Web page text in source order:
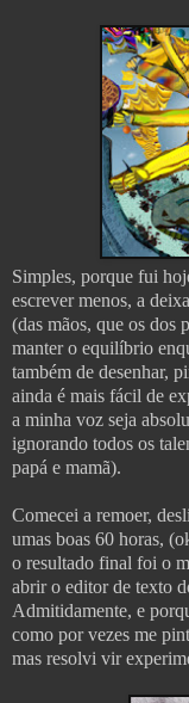
Simples, porque fui
escrever menos, a
(das mãos, que os dos
manter o equilíbrio
também de desenhar,
ainda é mais fácil de
a minha voz seja
ignorando todos os
papá e mamã).
Comecei a remoer,
umas boas 60 horas,
o resultado final foi o
abrir o editor de texto
Admitidamente, e
como por vezes me
mas resolvi vir